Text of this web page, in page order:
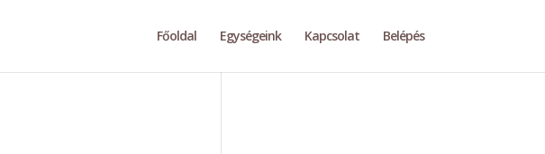
Főoldal Egységeink Kapcsolat Belépés